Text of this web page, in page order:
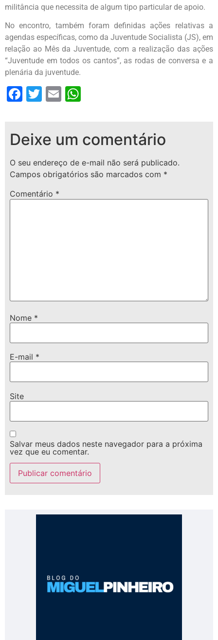
militância que necessita de algum tipo particular de apoio.
No encontro, também foram definidas ações relativas a
agendas específicas, como da Juventude Socialista (JS), em
relação ao Mês da Juventude, com a realização das ações
“Juventude em todos os cantos”, as rodas de conversa e a
plenária da juventude.
Facebook
Twitter
Email
Deixe um comentário
O seu endereço de e-mail não será publicado.
Campos obrigatórios são marcados com *
Comentário *
Nome *
E-mail *
Site
Salvar meus dados neste navegador para a próxima
vez que eu comentar.